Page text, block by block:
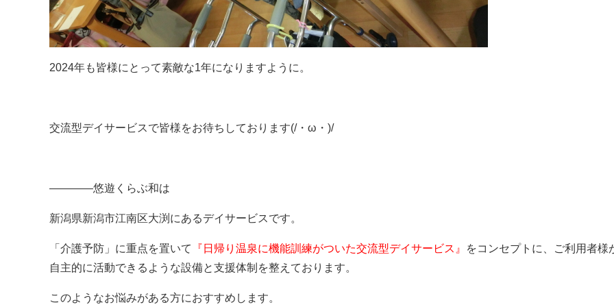
2024年も皆様にとって素敵な1年になりますように。
交流型デイサービスで皆様をお待ちしております(/・ω・)/
————悠遊くらぶ和は
新潟県新潟市江南区大渕にあるデイサービスです。
「介護予防」に重点を置いて 『日帰り温泉に機能訓練がついた交流型デイサービス 』
をコンセプトに、ご利用者様
自主的に活動できるような設備と支援体制を整えております。
このようなお悩みがある方におすすめします。